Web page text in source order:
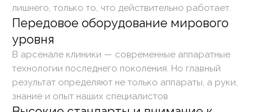
лишнего, только то, что действительно работает.
Передовое оборудование мирового
уровня
В арсенале клиники — современные аппаратные
технологии последнего поколения. Но главный
результат определяют не только аппараты, а руки,
знание и опыт наших специалистов